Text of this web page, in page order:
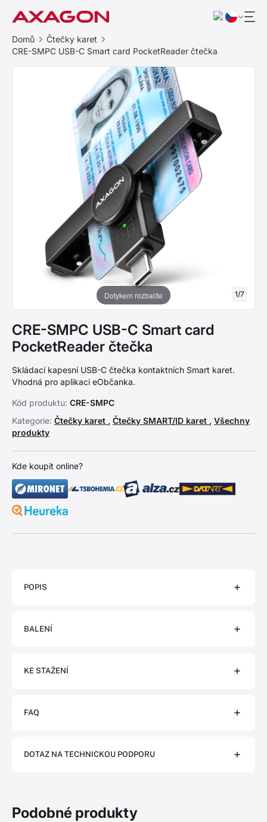
Domů
Čtečky karet
CRE-SMPC USB-C Smart card PocketReader čtečka
Dotykem rozbalíte 1/7
CRE-SMPC USB-C Smart card
PocketReader čtečka
Skládací kapesní USB-C čtečka kontaktních Smart karet.
Vhodná pro aplikaci eObčanka.
Kód produktu: CRE-SMPC
Kategorie: Čtečky karet , Čtečky SMART/ID karet , Všechny
produkty
Kde koupit online?
POPIS
BALENÍ
KE STAŽENÍ
FAQ
DOTAZ NA TECHNICKOU PODPORU
Podobné produkty